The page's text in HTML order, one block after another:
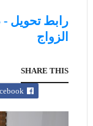
رابط تحويل -
الزواج
SHARE THIS
Facebook